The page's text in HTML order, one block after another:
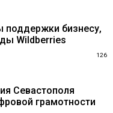
поддержки бизнесу,
Wildberries
126
Севастополя
грамотности